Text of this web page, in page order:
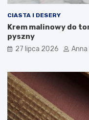
CIASTA I DESERY
Krem malinowy do
pyszny
27 lipca 2026